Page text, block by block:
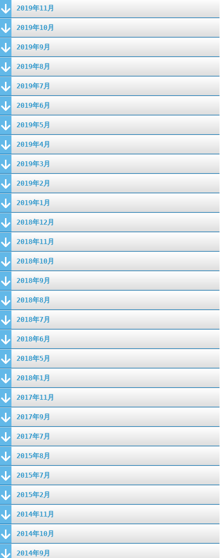
2019年11月
2019年10月
2019年9月
2019年8月
2019年7月
2019年6月
2019年5月
2019年4月
2019年3月
2019年2月
2019年1月
2018年12月
2018年11月
2018年10月
2018年9月
2018年8月
2018年7月
2018年6月
2018年5月
2018年1月
2017年11月
2017年9月
2017年7月
2015年8月
2015年7月
2015年2月
2014年11月
2014年10月
2014年9月